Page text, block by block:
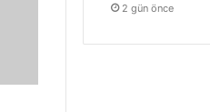
2 gün önce